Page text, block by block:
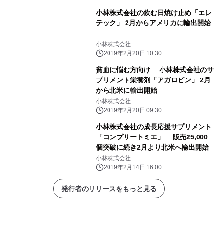
小林株式会社の飲む日焼け止め「エレ
テック」 2月からアメリカに輸出開始
小林株式会社
2019年2月20日 10:30
貧血に悩む方向け 小林株式会社のサ
プリメント栄養剤「アガロビン」 2月
から北米に輸出開始
小林株式会社
2019年2月20日 09:30
小林株式会社の成長応援サプリメント
「コンプリートミエ」 販売25,000
個突破に続き2月より北米へ輸出開始
小林株式会社
2019年2月14日 16:00
発行者のリリースをもっと見る